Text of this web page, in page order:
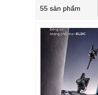
55 sản phẩm